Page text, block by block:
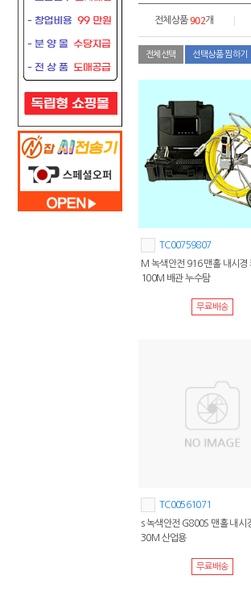
전체상품902개
전체선택 선택상품 찜하기
TC00759807
M 녹색안전 916 맨홀 내시경
100M 배관 누수탐
무료배송
TC00561071
s 녹색안전 G800S 맨홀 내시
30M 산업용
무료배송